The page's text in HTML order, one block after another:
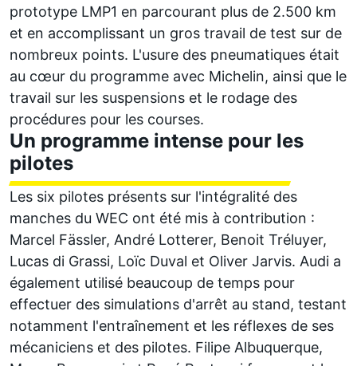
prototype LMP1 en parcourant plus de 2.500 km
et en accomplissant un gros travail de test sur de
nombreux points. L'usure des pneumatiques était
au cœur du programme avec Michelin, ainsi que le
travail sur les suspensions et le rodage des
procédures pour les courses.
Un programme intense pour les
pilotes
Les six pilotes présents sur l'intégralité des
manches du WEC ont été mis à contribution :
Marcel Fässler, André Lotterer, Benoit Tréluyer,
Lucas di Grassi, Loïc Duval et Oliver Jarvis. Audi a
également utilisé beaucoup de temps pour
effectuer des simulations d'arrêt au stand, testant
notamment l'entraînement et les réflexes de ses
mécaniciens et des pilotes. Filipe Albuquerque,